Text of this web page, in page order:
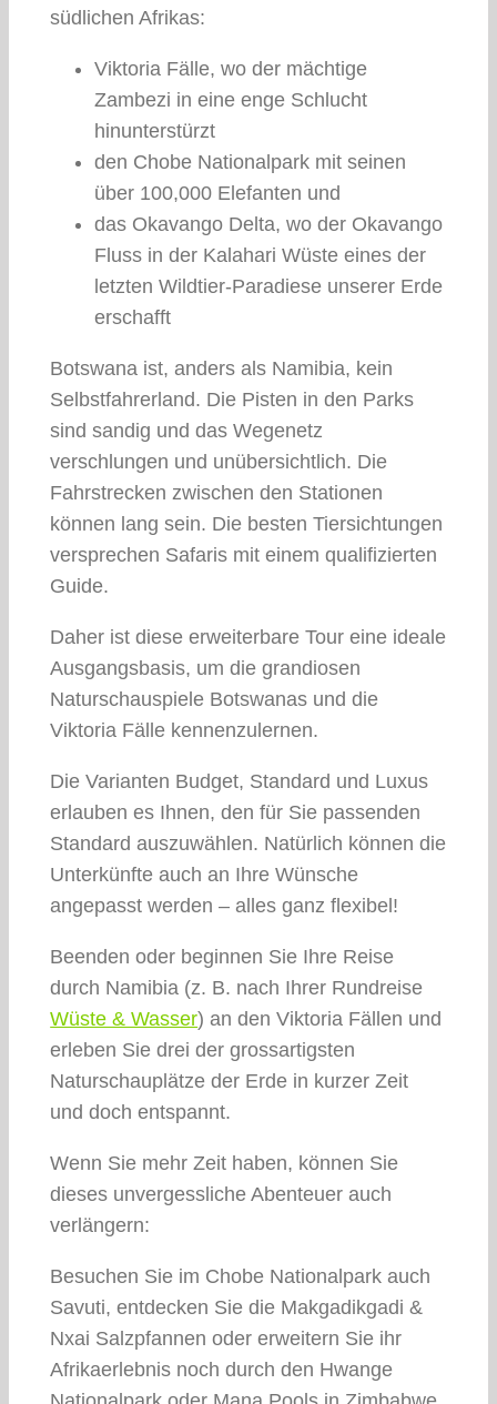
südlichen Afrikas:
Viktoria Fälle, wo der mächtige
Zambezi in eine enge Schlucht
hinunterstürzt
den Chobe Nationalpark mit seinen
über 100,000 Elefanten und
das Okavango Delta, wo der Okavango
Fluss in der Kalahari Wüste eines der
letzten Wildtier-Paradiese unserer Erde
erschafft
Botswana ist, anders als Namibia, kein
Selbstfahrerland. Die Pisten in den Parks
sind sandig und das Wegenetz
verschlungen und unübersichtlich. Die
Fahrstrecken zwischen den Stationen
können lang sein. Die besten Tiersichtungen
versprechen Safaris mit einem qualifizierten
Guide.
Daher ist diese erweiterbare Tour eine ideale
Ausgangsbasis, um die grandiosen
Naturschauspiele Botswanas und die
Viktoria Fälle kennenzulernen.
Die Varianten Budget, Standard und Luxus
erlauben es Ihnen, den für Sie passenden
Standard auszuwählen. Natürlich können die
Unterkünfte auch an Ihre Wünsche
angepasst werden – alles ganz flexibel!
Beenden oder beginnen Sie Ihre Reise
durch Namibia (z. B. nach Ihrer Rundreise
Wüste & Wasser) an den Viktoria Fällen und
erleben Sie drei der grossartigsten
Naturschauplätze der Erde in kurzer Zeit
und doch entspannt.
Wenn Sie mehr Zeit haben, können Sie
dieses unvergessliche Abenteuer auch
verlängern:
Besuchen Sie im Chobe Nationalpark auch
Savuti, entdecken Sie die Makgadikgadi &
Nxai Salzpfannen oder erweitern Sie ihr
Afrikaerlebnis noch durch den Hwange